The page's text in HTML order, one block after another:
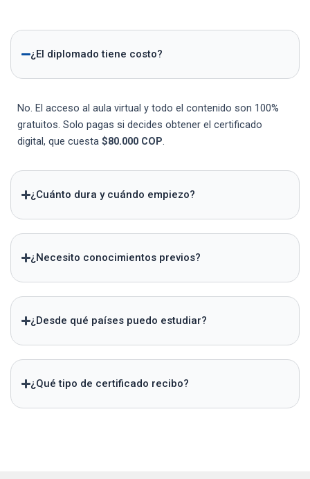
¿El diplomado tiene costo?
No. El acceso al aula virtual y todo el contenido son 100%
gratuitos. Solo pagas si decides obtener el certificado
digital, que cuesta $80.000 COP.
¿Cuánto dura y cuándo empiezo?
¿Necesito conocimientos previos?
¿Desde qué países puedo estudiar?
¿Qué tipo de certificado recibo?